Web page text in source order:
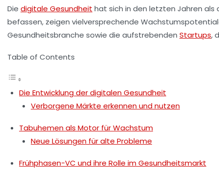
Die digitale Gesundheit hat sich in den letzten Jahren
befassen, zeigen vielversprechende
Gesundheitsbranche sowie die aufstrebenden Startups,
Table of Contents
Die Entwicklung der digitalen Gesundheit
Verborgene Märkte erkennen und nutzen
Tabuhemen als Motor für Wachstum
Neue Lösungen für alte Probleme
Frühphasen-VC und ihre Rolle im Gesundheitsmarkt